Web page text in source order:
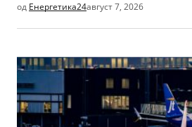
од Енергетика24август 7, 2026